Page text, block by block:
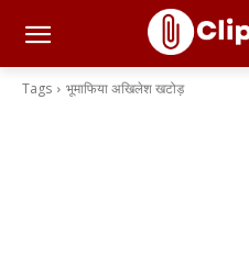
Tags भूमाफिया अखिलेश खटोड़